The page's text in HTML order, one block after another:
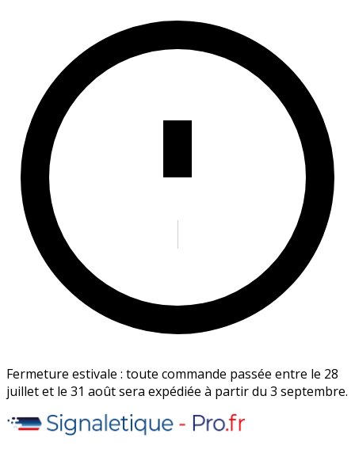
Fermeture estivale : toute commande passée entre le 28
juillet et le 31 août sera expédiée à partir du 3 septembre.